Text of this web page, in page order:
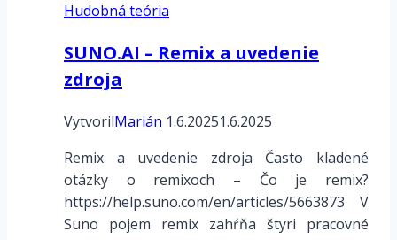
Hudobná teória
SUNO.AI – Remix a uvedenie
zdroja
VytvorilMarián 1.6.20251.6.2025
Remix a uvedenie zdroja Často kladené
otázky o remixoch – Čo je remix?
https://help.suno.com/en/articles/5663873 V
Suno pojem remix zahŕňa štyri pracovné